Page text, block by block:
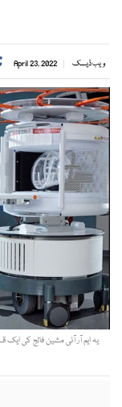
ویب ڈیسک April 23, 2022
یہ ایم آر آئی مشین فالج کی